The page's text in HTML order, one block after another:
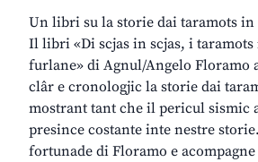
Un libri su la storie dai taramots
Il libri «Di scjas in scjas, i
furlane» di Agnul/Angelo Floramo
clâr e cronologjic la storie dai
mostrant tant che il pericul sismic
presince costante inte nestre
fortunade di Floramo e